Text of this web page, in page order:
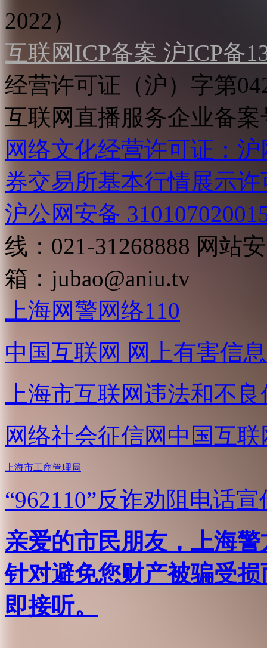
2022）
互联网ICP备案 沪ICP备
经营许可证（沪）字第
互联网直播服务企业备案
网络文化经营许可证：
券交易所基本行情展示许
沪公网安备
线：021-31268888 网站
箱： jubao@aniu.tv
上海网警网络110
中国互联网 网上有害信
上海市互联网违法和不
网络社会征信网 中国互
上海市工商管理局
“962110”反诈劝阻电话宣
亲爱的市民朋友，上海
针对避免您财产被骗受
即接听。